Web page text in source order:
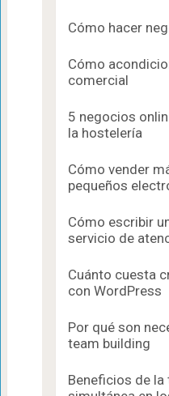
Cómo hacer
Cómo
comercial
5 negocios
la hostelería
Cómo vender
pequeños
Cómo escribir
servicio de
Cuánto cuesta
con WordPress
Por qué son
team building
Beneficios de